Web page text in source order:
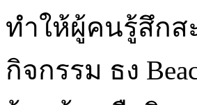
ทำให้ผู้คนรู้สึกส
กิจกรรม ธง